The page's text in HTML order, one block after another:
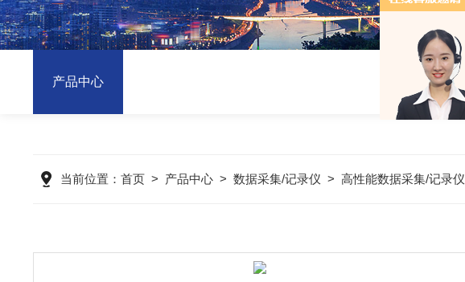
产品中心
当前位置： 首页> 产品中心> 数据采集/记录仪 > 高性能数据采集/记录仪